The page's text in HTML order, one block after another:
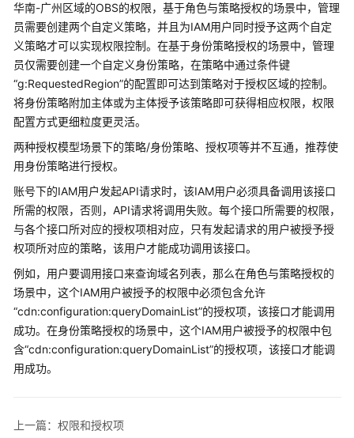
如
何
调
用
API
历
史
API
应
示
例
权
限
和
项
华南-广州区域的OBS的权限，基于角色与策略授权的场景中，管理
员需要创建两个自定义策略，并且为IAM用户同时授予这两个自定
义策略才可以实现权限控制。在基于身份策略授权的场景中，管理
员仅需要创建一个自定义身份策略，在策略中通过条件键
“g:RequestedRegion”的配置即可达到策略对于授权区域的控制。
将身份策略附加主体或为主体授予该策略即可获得相应权限，权限
配置方式更细粒度更灵活。
两种授权模型场景下的策略/身份策略、授权项等并不互通，推荐使
用身份策略进行授权。
账号下的IAM用户发起API请求时，该IAM用户必须具备调用该接口
所需的权限，否则，API请求将调用失败。每个接口所需要的权限，
与各个接口所对应的授权项相对应，只有发起请求的用户被授予授
权项所对应的策略，该用户才能成功调用该接口。
例如，用户要调用接口来查询域名列表，那么在角色与策略授权的
场景中，这个IAM用户被授予的权限中必须包含允许
“cdn:configuration:queryDomainList”的授权项，该接口才能调用
成功。在身份策略授权的场景中，这个IAM用户被授予的权限中包
含“cdn:configuration:queryDomainList”的授权项，该接口才能调
用成功。
上一篇：权限和授权项